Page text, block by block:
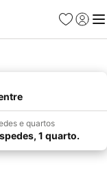
Favoritos
Iniciar
e quartos
1 quarto.